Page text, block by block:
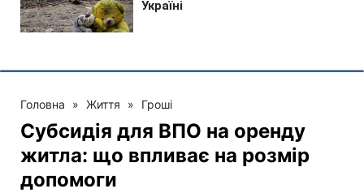
Головна » Життя » Гроші
Субсидія для ВПО на оренду
житла: що впливає на розмір
допомоги